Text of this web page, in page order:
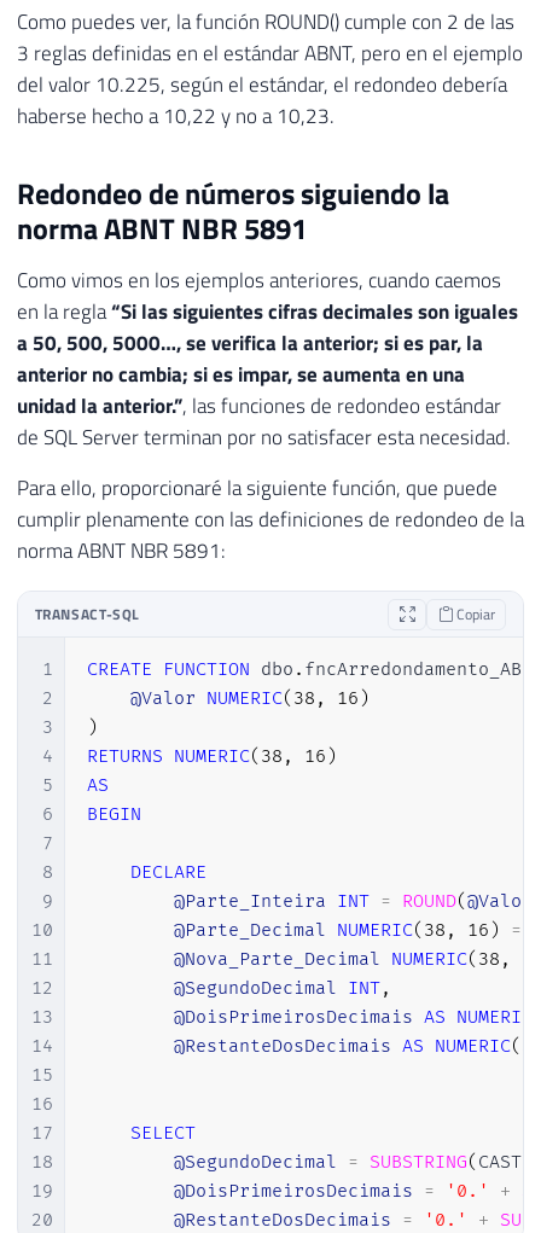
Como puedes ver, la función ROUND() cumple con 2 de las
3 reglas definidas en el estándar ABNT, pero en el ejemplo
del valor 10.225, según el estándar, el redondeo debería
haberse hecho a 10,22 y no a 10,23.
Redondeo de números siguiendo la
norma ABNT NBR 5891
Como vimos en los ejemplos anteriores, cuando caemos
en la regla“Si las siguientes cifras decimales son iguales
a 50, 500, 5000…, se verifica la anterior; si es par, la
anterior no cambia; si es impar, se aumenta en una
unidad la anterior.”, las funciones de redondeo estándar
de SQL Server terminan por no satisfacer esta necesidad.
Para ello, proporcionaré la siguiente función, que puede
cumplir plenamente con las definiciones de redondeo de la
norma ABNT NBR 5891:
TRANSACT-SQL Copiar
1
2
3
4
5
6
7
8
9
10
11
12
13
14
15
16
17
18
19
20
CREATE FUNCTION dbo .
@Valor NUMERIC( 38 , 16 )
)
RETURNS NUMERIC( 38 , 16 )
AS
BEGIN
DECLARE
@Parte_Inteira INT = ROUND(@Valor
@Parte_Decimal NUMERIC( 38 , 16 ) =
@Nova_Parte_Decimal NUMERIC( 38 ,
@SegundoDecimal INT,
@DoisPrimeirosDecimais AS NUMERIC
@RestanteDosDecimais AS NUMERIC(
SELECT
@SegundoDecimal = SUBSTRING( CAST(
@DoisPrimeirosDecimais = '0.' +
@RestanteDosDecimais = '0.' +